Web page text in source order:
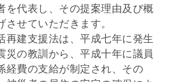
を代表し、その提案理由及び概
せていただきます。
建支援法は、平成七年に発生
災の教訓から、平成十年に議員
経費の支給が制定され、その